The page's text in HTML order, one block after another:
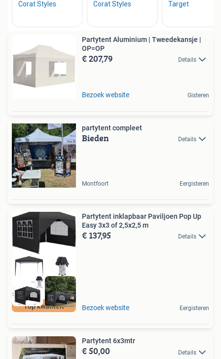
Partytent Aluminium | Tweedekansje |
OP=OP
€ 207,79 Details
Bezoek website Gisteren
partytent compleet
Bieden Details
Montfoort Eergisteren
Top kwaliteit
Partytent inklapbaar Paviljoen Pop Up
Easy 3x3 of 2,5x2,5 m
€ 137,95 Details
Bezoek website Eergisteren
Partytent 6x3mtr
€ 50,00 Details